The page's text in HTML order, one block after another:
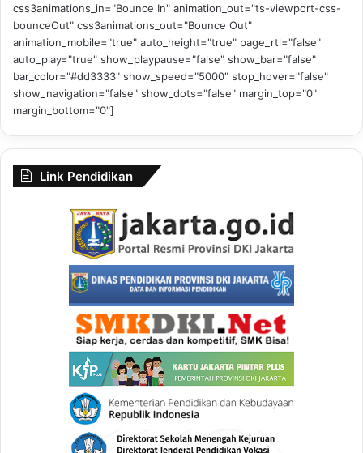
css3animations_in="Bounce In" animation_out="ts-viewport-css-
bounceOut" css3animations_out="Bounce Out"
animation_mobile="true" auto_height="true" page_rtl="false"
auto_play="true" show_playpause="false" show_bar="false"
bar_color="#dd3333" show_speed="5000" stop_hover="false"
show_navigation="false" show_dots="false" margin_top="0"
margin_bottom="0"]
Link Pendidikan